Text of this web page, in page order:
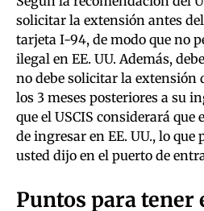
solicitar la extensión antes
tarjeta I-94, de modo que no
ilegal en EE. UU. Además,
no debe solicitar la extensión
los 3 meses posteriores a su
que el USCIS considerará que
de ingresar en EE. UU., lo que
usted dijo en el puerto de
Puntos para tener